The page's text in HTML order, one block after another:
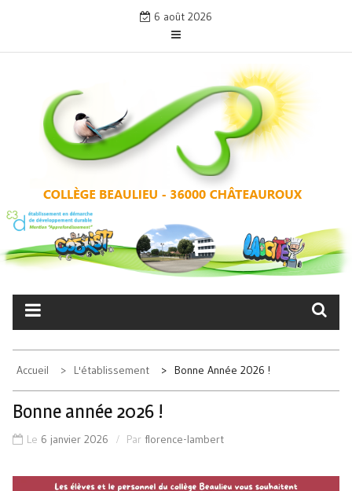
content
6 août 2026
COLLÈGE BEAULIEU –
CHÂTEAUROUX
Accueil L'établissement Bonne Année 2026 !
Bonne année 2026 !
Le 6 janvier 2026 Par florence-lambert